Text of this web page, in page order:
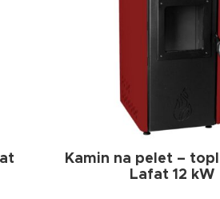
Kamin na pelet –
Lafat 12 kW